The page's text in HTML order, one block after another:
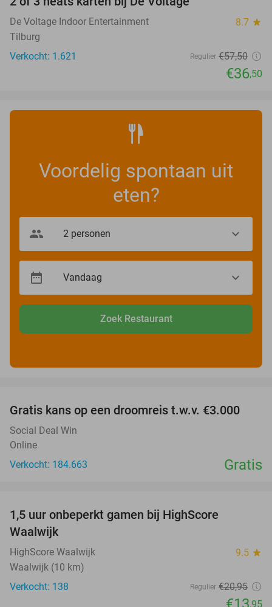
De Voltage Indoor Entertainment 8.7 star
Tilburg
Verkocht: 1.621
Regulier €57,50
€36,50
Voordelig spontaan uit
eten?
Zoek Restaurant
Gratis kans op een droomreis t.w.v. €3.000
Social Deal Win
Online
Verkocht: 184.663
Gratis
1,5 uur onbeperkt gamen bij HighScore
Waalwijk
HighScore Waalwijk 9.5 star
Waalwijk (10 km)
Verkocht: 138
Regulier €20,95
,95